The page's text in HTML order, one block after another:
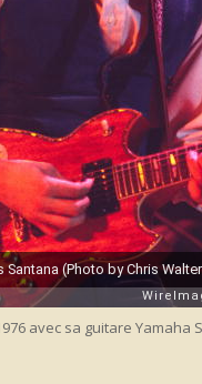
avec sa guitare Yamaha